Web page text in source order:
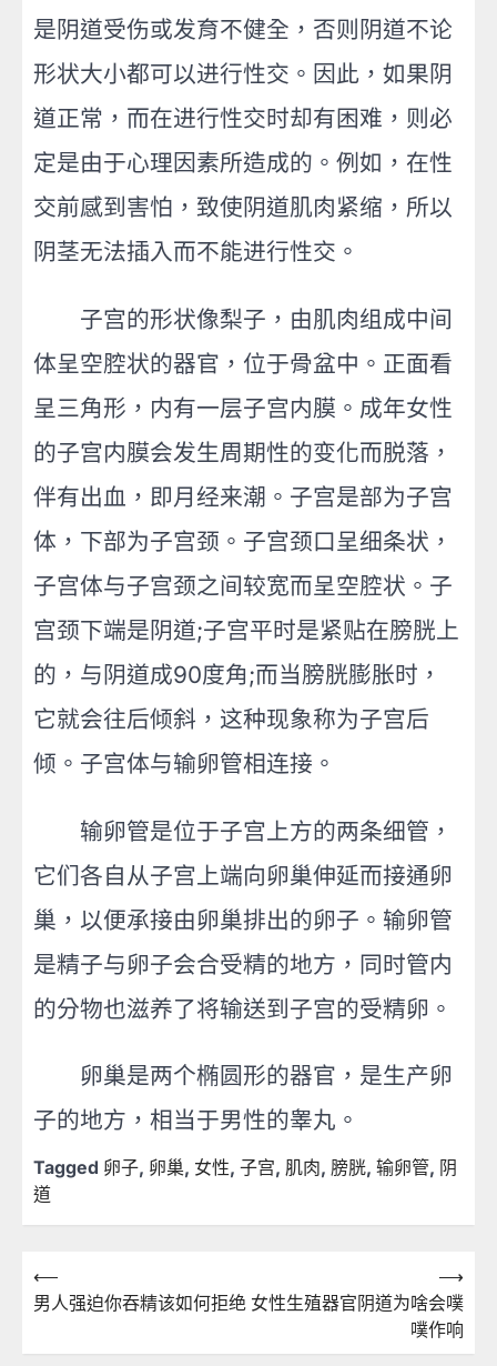
是阴道受伤或发育不健全，否则阴道不论
形状大小都可以进行性交。因此，如果阴
道正常，而在进行性交时却有困难，则必
定是由于心理因素所造成的。例如，在性
交前感到害怕，致使阴道肌肉紧缩，所以
阴茎无法插入而不能进行性交。
子宫的形状像梨子，由肌肉组成中间
体呈空腔状的器官，位于骨盆中。正面看
呈三角形，内有一层子宫内膜。成年女性
的子宫内膜会发生周期性的变化而脱落，
伴有出血，即月经来潮。子宫是部为子宫
体，下部为子宫颈。子宫颈口呈细条状，
子宫体与子宫颈之间较宽而呈空腔状。子
宫颈下端是阴道;子宫平时是紧贴在膀胱上
的，与阴道成90度角;而当膀胱膨胀时，
它就会往后倾斜，这种现象称为子宫后
倾。子宫体与输卵管相连接。
输卵管是位于子宫上方的两条细管，
它们各自从子宫上端向卵巢伸延而接通卵
巢，以便承接由卵巢排出的卵子。输卵管
是精子与卵子会合受精的地方，同时管内
的分物也滋养了将输送到子宫的受精卵。
卵巢是两个椭圆形的器官，是生产卵
子的地方，相当于男性的睾丸。
Tagged 卵子, 卵巢, 女性, 子宫, 肌肉, 膀胱, 输卵管, 阴
道
文
章
導
⟵
男人强迫你吞精该如何拒绝 女性生殖器官阴道为啥会噗
噗作响
⟶